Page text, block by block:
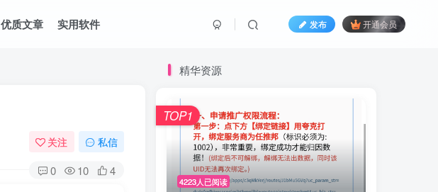
优质文章 实用软件 发布 开通会员
关注 私信
0 10 4
精华资源
4223人已阅读
TOP1